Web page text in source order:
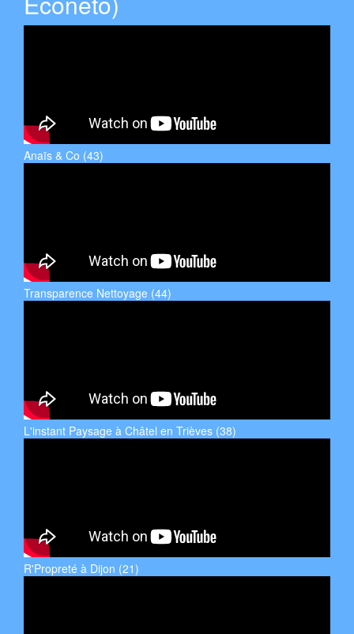
Anaïs & Co (43)
Transparence Nettoyage (44)
L'instant Paysage à Châtel en Trièves (38)
R'Propreté à Dijon (21)